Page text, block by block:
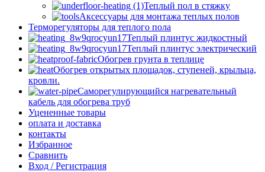
Теплый пол в стяжку
Аксессуары для монтажа теплых полов
Терморегуляторы для теплого пола
Теплый плинтус жидкостный
Теплый плинтус электрический
Обогрев грунта в теплице
Обогрев открытых площадок, ступеней, крыльца,
кровли.
Саморегулирующийся нагревательный
кабель для обогрева труб
Уцененные товары
оплата и доставка
контакты
Избранное
Сравнить
Вход / Регистрация